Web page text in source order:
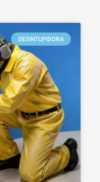
DESINTUPIDORA